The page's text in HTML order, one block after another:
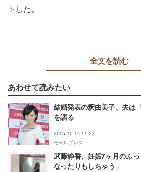
トした。
全文を読む
あわせて読みたい
結婚発表の釈由美子、夫は
を語る
2015.10.14 11:23
モデルプレス
武藤静香、妊娠7ヶ月のふ
なったりもしちゃう」